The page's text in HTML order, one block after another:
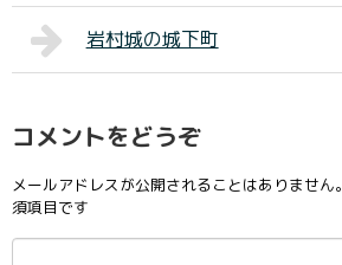
岩村城の城下町
コメントをどうぞ
メールアドレスが公開されることはありません。
須項目です